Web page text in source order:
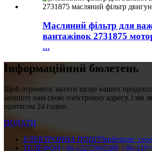
Масляний фільтр для
вантажівок 2731875
...
Інформаційний бюлетень
Щоб отримати запити щодо наших
залиште нам свою електронну адресу, і ми
протягом 24 годин.
ПОДАТИ
ЕЛЕКТРОННА ПОШТА
ТЕЛЕФОН+86-13273665388 +86-